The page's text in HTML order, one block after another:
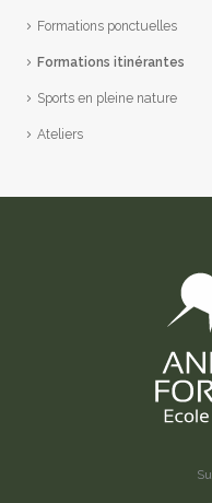
Formations ponctuelles
Formations itinérantes
Sports en pleine nature
Ateliers